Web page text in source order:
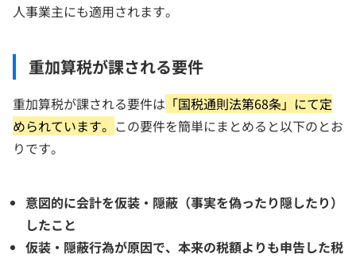
人事業主にも適用されます。
重加算税が課される要件
重加算税が課される要件は 「国税通則法第68条」にて定
められています。 この要件を簡単にまとめると以下のとお
りです。
意図的に会計を仮装・隠蔽（事実を偽ったり隠したり）
したこと
仮装・隠蔽行為が原因で、本来の税額よりも申告した税